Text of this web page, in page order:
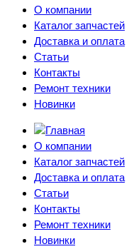
О компании
Каталог запчастей
Доставка и оплата
Статьи
Контакты
Ремонт техники
Новинки
О компании
Каталог запчастей
Доставка и оплата
Статьи
Контакты
Ремонт техники
Новинки